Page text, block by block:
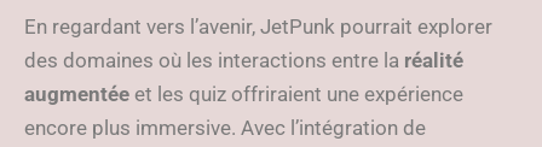
En regardant vers l’avenir, JetPunk pourrait explorer
des domaines où les interactions entre la réalité
augmentée et les quiz offriraient une expérience
encore plus immersive. Avec l’intégration de